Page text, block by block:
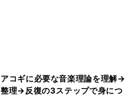
アコギに必要な音楽理論を理解→
整理→反復の3ステップで身につ